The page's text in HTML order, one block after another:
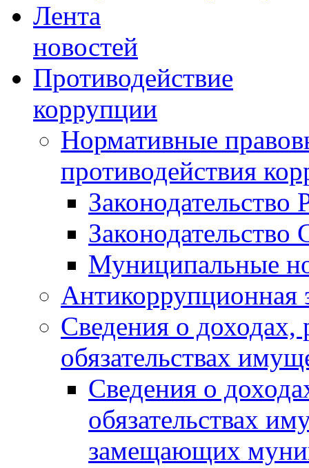
Лента
новостей
Противодействие
коррупции
Нормативные
противодействия
Законодательство
Муниципальные
Антикоррупционная
Сведения о доходах,
обязательствах
Сведения о
обязательствах
замещающих